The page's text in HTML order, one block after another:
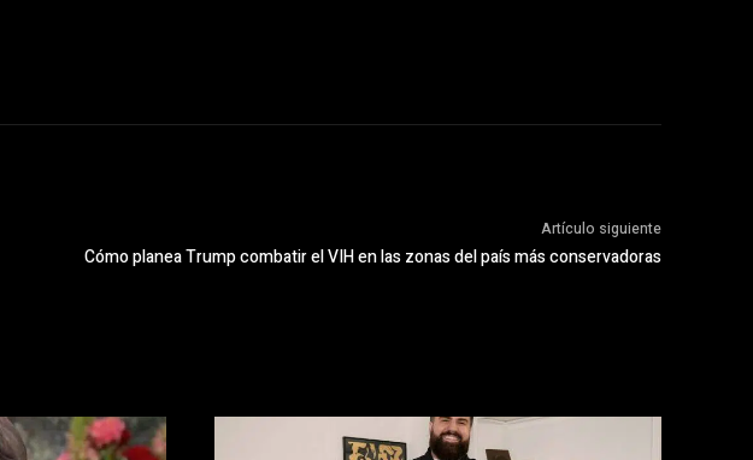
Artículo siguiente
Cómo planea Trump combatir el VIH en las zonas del país más conservadoras